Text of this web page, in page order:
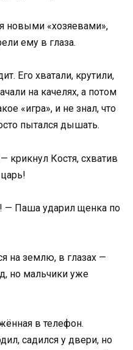
новыми «хозяевами»,
ему в глаза.
Его хватали, крутили,
на качелях, а потом
«игра», и не знал, что
пытался дышать.
крикнул Костя, схватив
— Паша ударил щенка по
на землю, в глазах —
но мальчики уже
в телефон.
садился у двери, но